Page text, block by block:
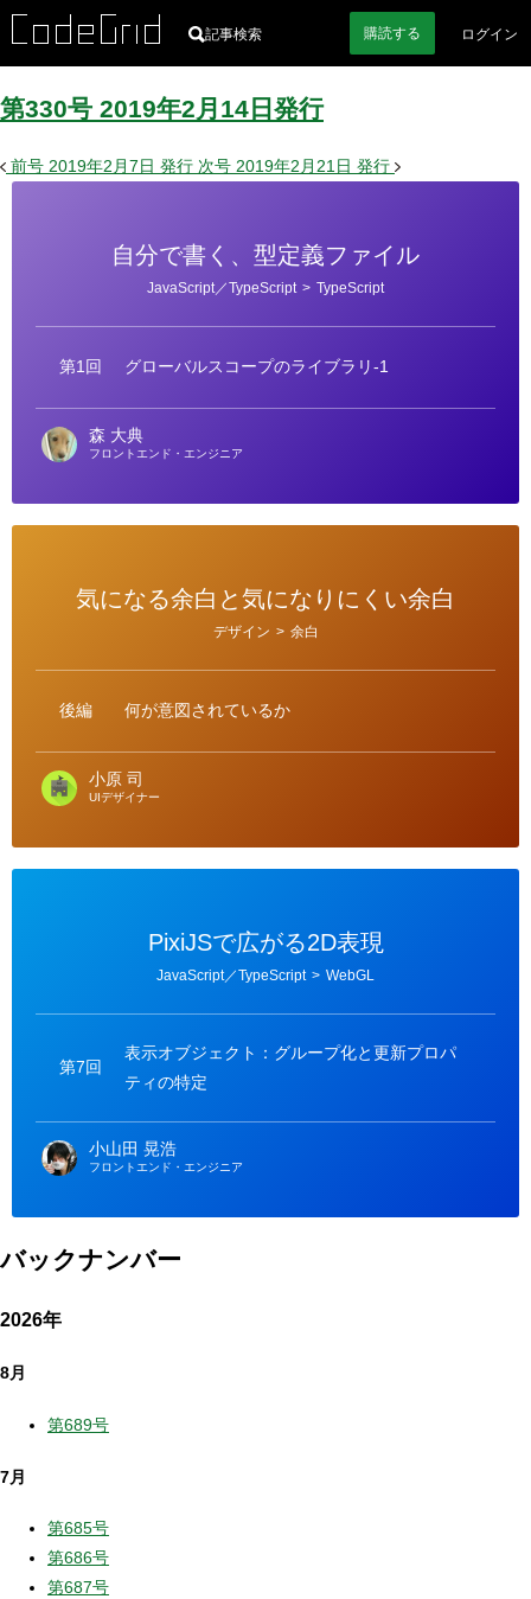
記事検索 購読する ログイン
第330号 2019年2 月 14 日 発行
前号 2019年2月7日 発行 次号 2019年2月21日 発行
自分で書く、型定義ファイル
JavaScript／TypeScript > TypeScript
第1回 グローバルスコープのライブラリ-1
森 大典
フロントエンド・エンジニア
気になる余白と気になりにくい余白
デザイン > 余白
後編 何が意図されているか
小原 司
UIデザイナー
PixiJSで広がる2D表現
JavaScript／TypeScript > WebGL
第7回
表示オブジェクト：グループ化と更新プロパ
ティの特定
小山田 晃浩
フロントエンド・エンジニア
バックナンバー
2026年
8月
第689号
7月
第685号
第686号
第687号